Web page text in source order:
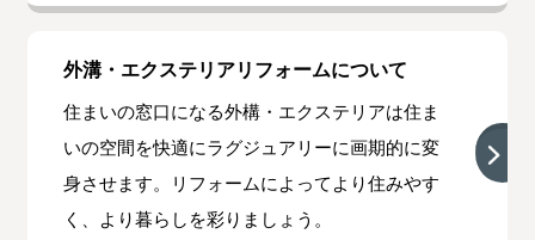
外溝・エクステリアリフォームについて
住まいの窓口になる外構・エクステリアは住ま
いの空間を快適にラグジュアリーに画期的に変
身させます。リフォームによってより住みやす
く、より暮らしを彩りましょう。